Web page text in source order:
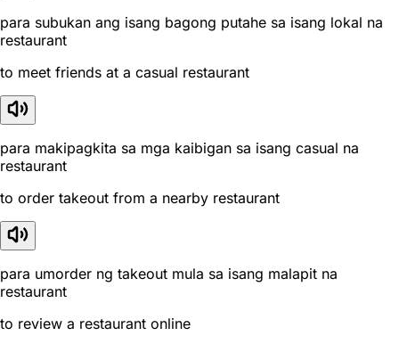
para subukan ang isang bagong putahe sa isang lokal na
restaurant
to meet friends at a casual restaurant
para makipagkita sa mga kaibigan sa isang casual na
restaurant
to order takeout from a nearby restaurant
para umorder ng takeout mula sa isang malapit na
restaurant
to review a restaurant online